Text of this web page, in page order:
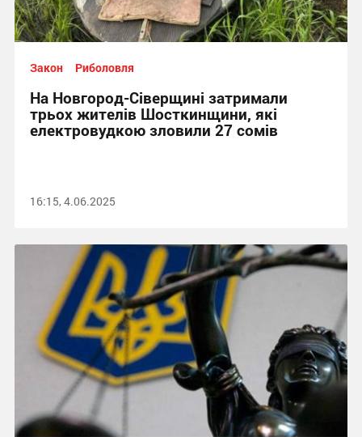
Закон Риболовля
На Новгород-Сіверщині затримали
трьох жителів Шосткинщини, які
електровудкою зловили 27 сомів
16:15, 4.06.2025